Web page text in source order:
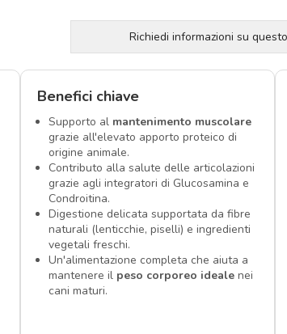
Richiedi informazioni su
Benefici chiave
Supporto al mantenimento muscolare
grazie all'elevato apporto proteico di
origine animale.
Contributo alla salute delle articolazioni
grazie agli integratori di Glucosamina e
Condroitina.
Digestione delicata supportata da fibre
naturali (lenticchie, piselli) e ingredienti
vegetali freschi.
Un'alimentazione completa che aiuta a
mantenere il peso corporeo ideale nei
cani maturi.